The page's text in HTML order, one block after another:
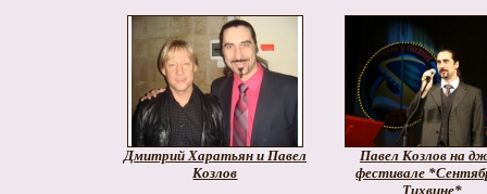
Дмитрий Харатьян и Павел
Козлов
Павел Козлов на
фестивале
Тихвине*